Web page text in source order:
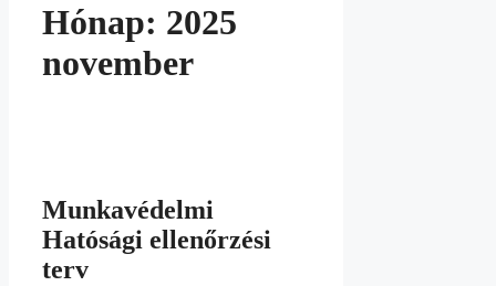
Hónap: 2025
november
Munkavédelmi
Hatósági ellenőrzési
terv